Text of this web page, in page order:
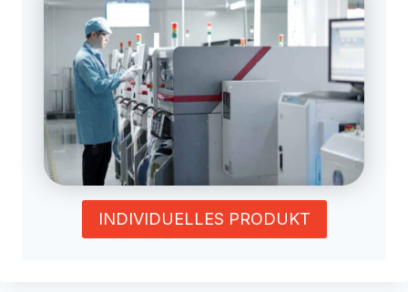
INDIVIDUELLES PRODUKT